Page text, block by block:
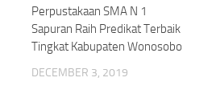
Perpustakaan SMA N 1
Sapuran Raih Predikat Terbaik
Tingkat Kabupaten Wonosobo
DECEMBER 3, 2019